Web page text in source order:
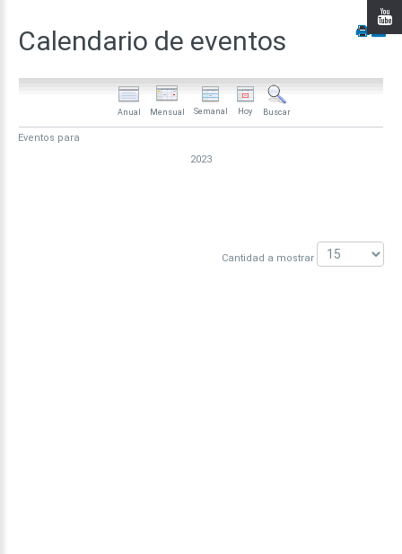
Calendario de eventos
Anual Mensual Semanal Hoy Buscar
Eventos para
2023
Cantidad a mostrar